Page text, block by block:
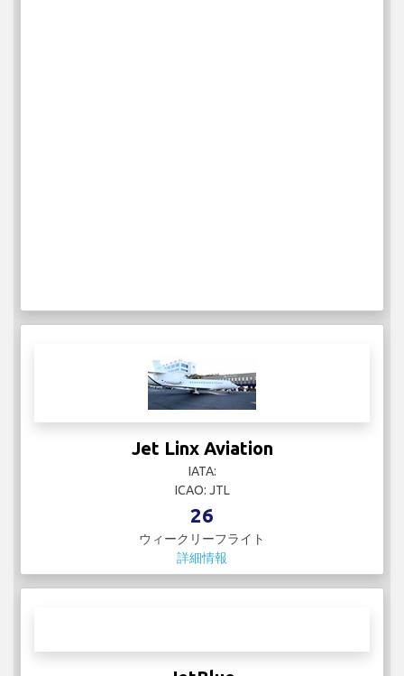
Jet Linx Aviation
IATA:
ICAO: JTL
26
ウィークリーフライト
詳細情報